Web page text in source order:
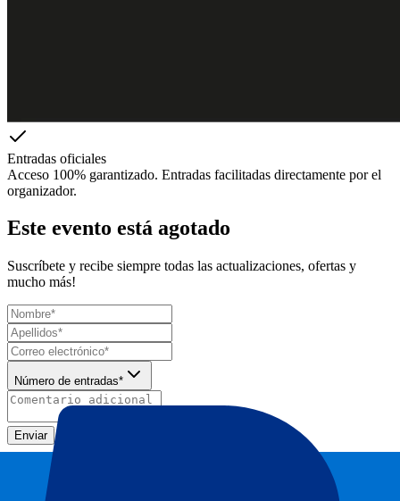
Entradas oficiales
Acceso 100% garantizado. Entradas facilitadas directamente por el
organizador.
Este evento está agotado
Suscríbete y recibe siempre todas las actualizaciones, ofertas y
mucho más!
Número de entradas*
Enviar
Tu información se utilizará de acuerdo de nuestra
Declaración de
Privacidad